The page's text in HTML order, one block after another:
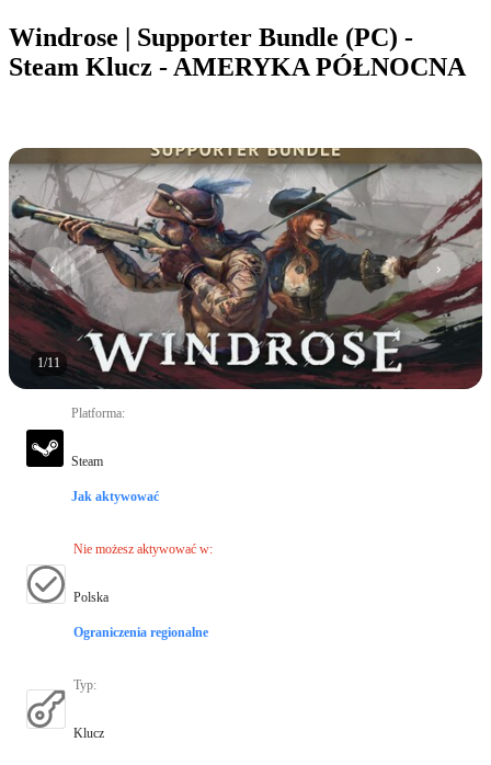
Windrose | Supporter Bundle (PC) -
Steam Klucz - AMERYKA PÓŁNOCNA
1/11
Platforma:
Steam
Jak aktywować
Nie możesz aktywować w:
Polska
Ograniczenia regionalne
Typ:
Klucz